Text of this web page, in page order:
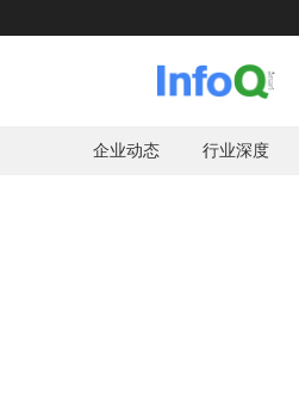
首页
企业动态 行业深度